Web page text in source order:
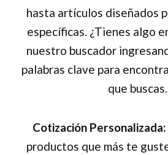
hasta artículos diseñados
específicas. ¿Tienes algo
nuestro buscador
palabras clave para
que buscas.
Cotización Personalizada:
productos que más te